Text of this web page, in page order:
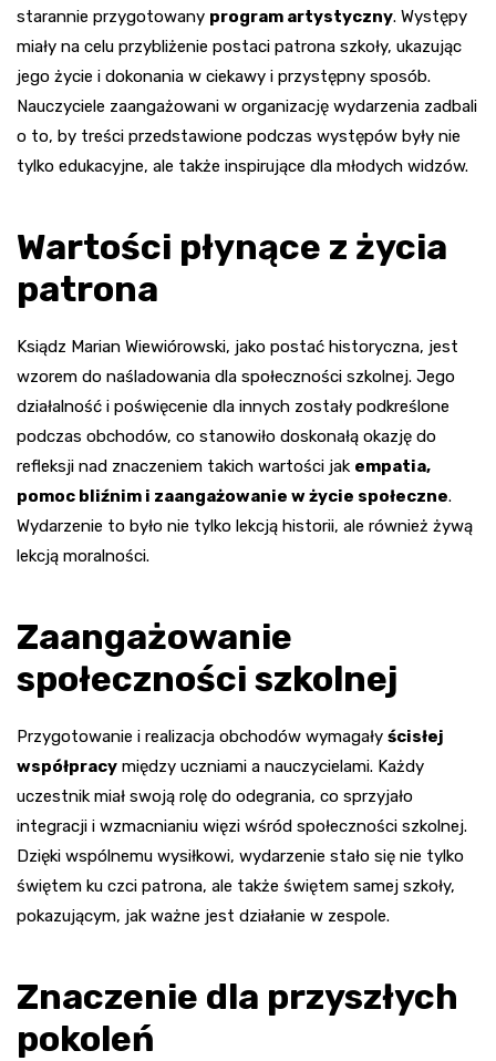
starannie przygotowany program artystyczny. Występy
miały na celu przybliżenie postaci patrona szkoły, ukazując
jego życie i dokonania w ciekawy i przystępny sposób.
Nauczyciele zaangażowani w organizację wydarzenia zadbali
o to, by treści przedstawione podczas występów były nie
tylko edukacyjne, ale także inspirujące dla młodych widzów.
Wartości płynące z życia
patrona
Ksiądz Marian Wiewiórowski, jako postać historyczna, jest
wzorem do naśladowania dla społeczności szkolnej. Jego
działalność i poświęcenie dla innych zostały podkreślone
podczas obchodów, co stanowiło doskonałą okazję do
refleksji nad znaczeniem takich wartości jak empatia,
pomoc bliźnim i zaangażowanie w życie społeczne.
Wydarzenie to było nie tylko lekcją historii, ale również żywą
lekcją moralności.
Zaangażowanie
społeczności szkolnej
Przygotowanie i realizacja obchodów wymagały ścisłej
współpracy między uczniami a nauczycielami. Każdy
uczestnik miał swoją rolę do odegrania, co sprzyjało
integracji i wzmacnianiu więzi wśród społeczności szkolnej.
Dzięki wspólnemu wysiłkowi, wydarzenie stało się nie tylko
świętem ku czci patrona, ale także świętem samej szkoły,
pokazującym, jak ważne jest działanie w zespole.
Znaczenie dla przyszłych
pokoleń